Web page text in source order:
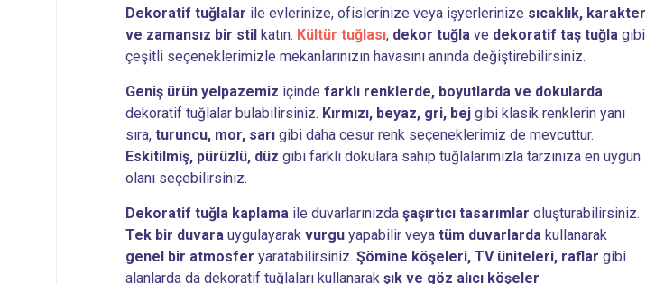
Dekoratif tuğlalar ile evlerinize, ofislerinize veya işyerlerinize sıcaklık, karakter
ve zamansız bir stil katın. Kültür tuğlası, dekor tuğla ve dekoratif taş tuğla gibi
çeşitli seçeneklerimizle mekanlarınızın havasını anında değiştirebilirsiniz.
Geniş ürün yelpazemiz içindefarklı renklerde, boyutlarda ve dokularda
dekoratif tuğlalar bulabilirsiniz. Kırmızı, beyaz, gri, bej gibi klasik renklerin yanı
sıra,turuncu, mor, sarı gibi daha cesur renk seçeneklerimiz de mevcuttur.
Eskitilmiş, pürüzlü, düz gibi farklı dokulara sahip tuğlalarımızla tarzınıza en uygun
olanı seçebilirsiniz.
Dekoratif tuğla kaplama ile duvarlarınızdaşaşırtıcı tasarımlar oluşturabilirsiniz.
Tek bir duvara uygulayarakvurgu yapabilir veyatüm duvarlarda kullanarak
genel bir atmosfer yaratabilirsiniz.Şömine köşeleri, TV üniteleri, raflar gibi
alanlarda da dekoratif tuğlaları kullanarakşık ve göz alıcı köşeler